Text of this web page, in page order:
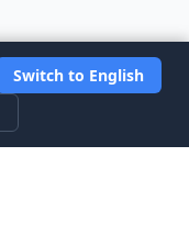
Switch to English